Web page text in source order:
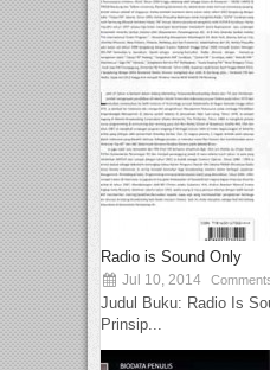
Radio is Sound Only
Jul 10, 2014
Judul Buku: Radio Is
Prinsip...